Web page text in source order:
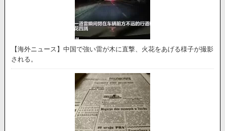
【海外ニュース】中国で強い雷が木に直撃、火花をあげる様子が撮影
される。